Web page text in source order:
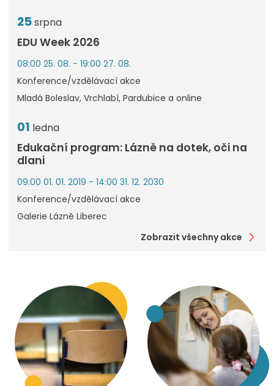
25srpna
EDU Week 2026
08:00 25. 08. - 19:00 27. 08.
Konference/vzdělávací akce
Mladá Boleslav, Vrchlabí, Pardubice a online
01 ledna
Edukační program: Lázně na dotek, oči na
dlani
09:00 01. 01. 2019 - 14:00 31. 12. 2030
Konference/vzdělávací akce
Galerie Lázně Liberec
Zobrazit všechny akce